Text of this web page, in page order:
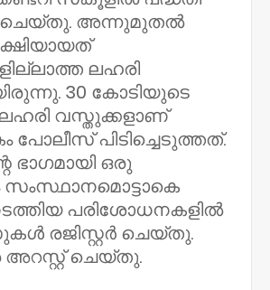
ചെയ്തു. അന്നുമുതല്‍
ലഹരി
30 കോടിയുടെ
വസ്തുക്കളാണ്
പോലീസ് പിടിച്ചെടുത്തത്.
ഭാഗമായി ഒരു
സംസ്ഥാനമൊട്ടാകെ
പരിശോധനകളില്‍
രജിസ്റ്റര്‍ ചെയ്തു.
അറസ്റ്റ് ചെയ്തു.